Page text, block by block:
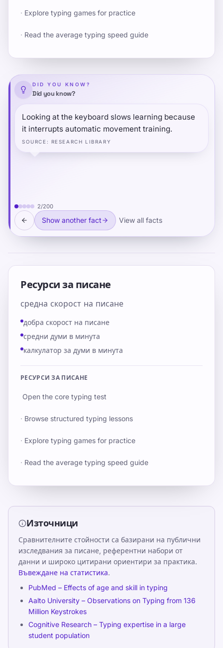
· Explore typing games for practice
· Read the average typing speed guide
DID YOU KNOW?
Did you know?
Looking at the keyboard slows learning because
it interrupts automatic movement training.
SOURCE : RESEARCH LIBRARY
2/200
Show another fact View all facts
Ресурси за писане
средна скорост на писане
добра скорост на писане
средни думи в минута
калкулатор за думи в минута
РЕСУРСИ ЗА ПИСАНЕ
Open the core typing test
· Browse structured typing lessons
· Explore typing games for practice
· Read the average typing speed guide
Източници
Сравнителните стойности са базирани на публични
изследвания за писане, референтни набори от
данни и широко цитирани ориентири за практика.
Въвеждане на статистика.
PubMed – Effects of age and skill in typing
Aalto University – Observations on Typing from 136
Million Keystrokes
Cognitive Research – Typing expertise in a large
student population